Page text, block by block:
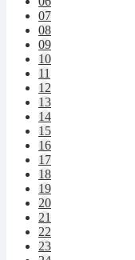
07
08
09
10
11
12
13
14
15
16
17
18
19
20
21
22
23